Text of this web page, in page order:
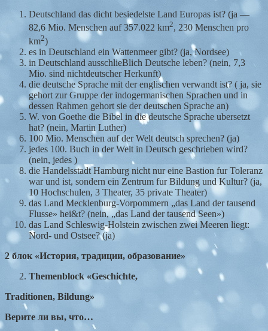
Deutschland das dicht besiedelste Land Europas ist? (ja —
82,6 Mio. Menschen auf 357.022 km2, 230 Menschen pro
km2)
es in Deutschland ein Wattenmeer gibt? (ja, Nordsee)
in Deutschland ausschlieBlich Deutsche leben? (nein, 7,3
Mio. sind nichtdeutscher Herkunft)
die deutsche Sprache mit der englischen verwandt ist? ( ja, sie
gehort zur Gruppe der indogermanischen Sprachen und in
dessen Rahmen gehort sie der deutschen Sprache an)
W. von Goethe die Bibel in die deutsche Sprache ubersetzt
hat? (nein, Martin Luther)
100 Mio. Menschen auf der Welt deutsch sprechen? (ja)
jedes 100. Buch in der Welt in Deutsch geschrieben wird?
(nein, jedes )
die Handelsstadt Hamburg nicht nur eine Bastion fur Toleranz
war und ist, sondern ein Zentrum fur Bildung und Kultur? (ja,
10 Hochschulen, 3 Theater, 35 private Theater)
das Land Mecklenburg-Vorpommern „das Land der tausend
Flusse» hei&t? (nein, „das Land der tausend Seen»)
das Land Schleswig-Holstein zwischen zwei Meeren liegt:
Nord- und Ostsee? (ja)
2блок «История, традиции, образование»
Themenblock «Geschichte,
Traditionen, Bildung»
Верите ли вы, что…